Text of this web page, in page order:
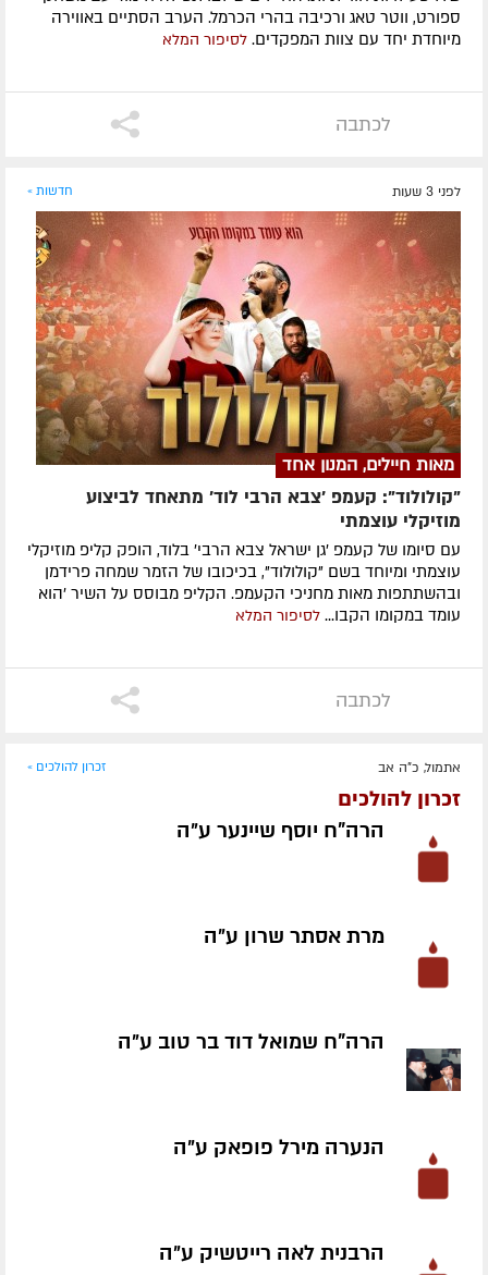
ספורט, ווטר טאג ורכיבה בהרי הכרמל. הערב הסתיים באווירה
מיוחדת יחד עם צוות המפקדים. לסיפור המלא
לכתבה
לפני 3 שעות חדשות »
מאות חיילים, המנון אחד
"קולולוד": קעמפ 'צבא הרבי לוד' מתאחד לביצוע
מוזיקלי עוצמתי
עם סיומו של קעמפ 'גן ישראל צבא הרבי' בלוד, הופק קליפ מוזיקלי
עוצמתי ומיוחד בשם "קולולוד", בכיכובו של הזמר שמחה פרידמן
ובהשתתפות מאות מחניכי הקעמפ. הקליפ מבוסס על השיר 'הוא
עומד במקומו הקבו... לסיפור המלא
לכתבה
אתמול, כ"ה אב זכרון להולכים »
זכרון להולכים
הרה"ח יוסף שיינער ע״ה
מרת אסתר שרון ע״ה
הרה"ח שמואל דוד בר טוב ע״ה
הנערה מירל פופאק ע״ה
הרבנית לאה רייטשיק ע״ה